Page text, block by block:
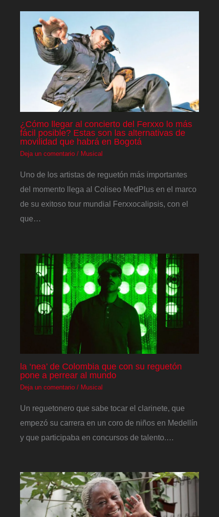
¿Cómo llegar al concierto del Ferxxo lo más
fácil posible? Estas son las alternativas de
movilidad que habrá en Bogotá
Deja un comentario / Musical
Uno de los artistas de reguetón más importantes
del momento llega al Coliseo MedPlus en el marco
de su exitoso tour mundial Ferxxocalipsis, con el
que…
la ‘nea’ de Colombia que con su reguetón
pone a perrear al mundo
Deja un comentario / Musical
Un reguetonero que sabe tocar el clarinete, que
empezó su carrera en un coro de niños en Medellín
y que participaba en concursos de talento.…